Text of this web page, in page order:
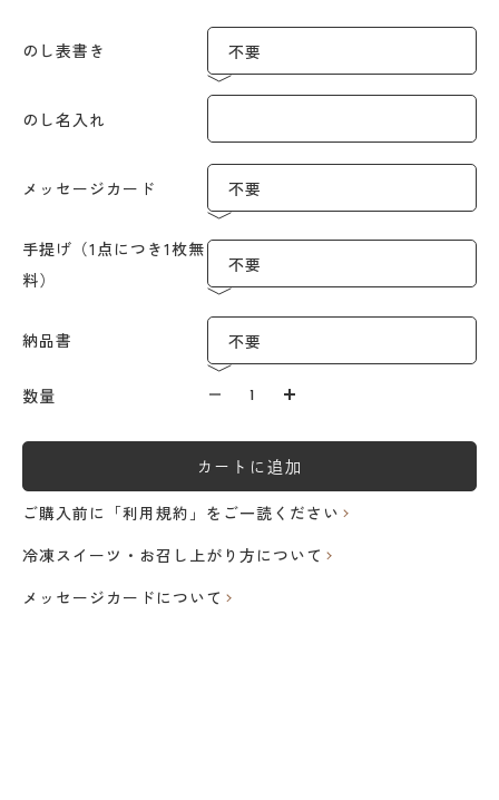
のし表書き
のし名入れ
メッセージカード
手提げ（1点につき1枚無
料）
納品書
数量 数量を減らす数量を減らす
カートに追加
ご購入前に「利用規約」をご一読ください
冷凍スイーツ・お召し上がり方について
メッセージカードについて